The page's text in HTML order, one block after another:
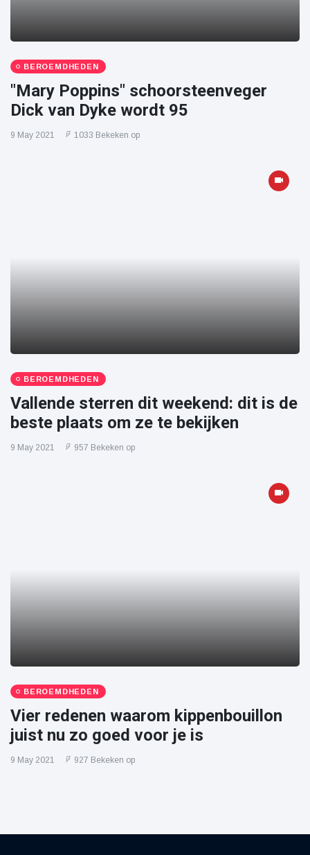
BEROEMDHEDEN
"Mary Poppins" schoorsteenveger
Dick van Dyke wordt 95
9 May 2021 1033 Bekeken op
BEROEMDHEDEN
Vallende sterren dit weekend: dit is de
beste plaats om ze te bekijken
9 May 2021 957 Bekeken op
BEROEMDHEDEN
Vier redenen waarom kippenbouillon
juist nu zo goed voor je is
9 May 2021 927 Bekeken op